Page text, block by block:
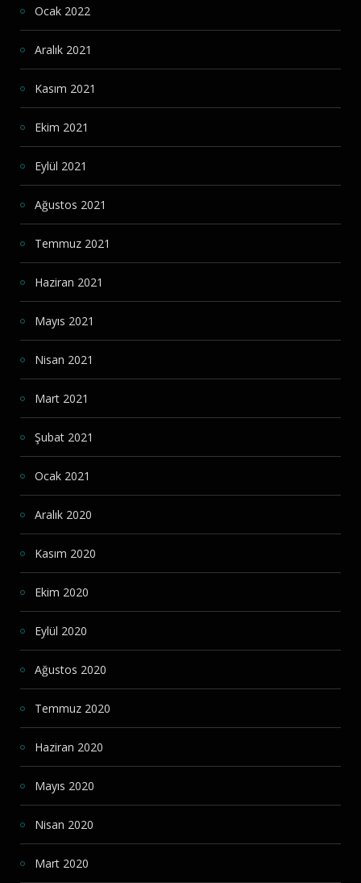
Ocak 2022
Aralık 2021
Kasım 2021
Ekim 2021
Eylül 2021
Ağustos 2021
Temmuz 2021
Haziran 2021
Mayıs 2021
Nisan 2021
Mart 2021
Şubat 2021
Ocak 2021
Aralık 2020
Kasım 2020
Ekim 2020
Eylül 2020
Ağustos 2020
Temmuz 2020
Haziran 2020
Mayıs 2020
Nisan 2020
Mart 2020